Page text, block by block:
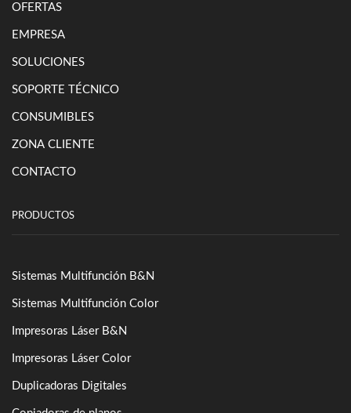
OFERTAS
EMPRESA
SOLUCIONES
SOPORTE TÉCNICO
CONSUMIBLES
ZONA CLIENTE
CONTACTO
PRODUCTOS
Sistemas Multifunción B&N
Sistemas Multifunción Color
Impresoras Láser B&N
Impresoras Láser Color
Duplicadoras Digitales